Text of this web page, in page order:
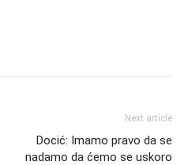
Next article
Docić: Imamo pravo da se
nadamo da ćemo se uskoro